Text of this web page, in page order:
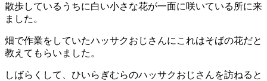
散歩しているうちに白い小さな花が一面に咲いている所に来
ました。
畑で作業をしていたハッサクおじさんにこれはそばの花だと
教えてもらいました。
しばらくして、ひいらぎむらのハッサクおじさんを訪ねると